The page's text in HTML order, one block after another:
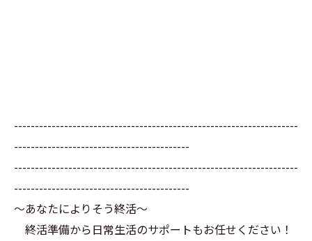
--------------------------------------------------------------------
------------------------------------------
--------------------------------------------------------------------
------------------------------------------
～あなたによりそう終活～
終活準備から日常生活のサポートもお任せください！